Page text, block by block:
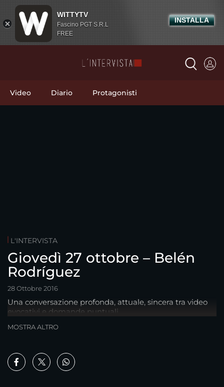
Video Diario Protagonisti
L'INTERVISTA
Giovedì 27 ottobre – Belén
Rodríguez
28 Ottobre 2016
Una conversazione profonda, attuale, sincera tra video
evocativi e domande puntuali.
MOSTRA ALTRO
WITTYTV
Fascino PGT S.R.L
FREE
INSTALLA